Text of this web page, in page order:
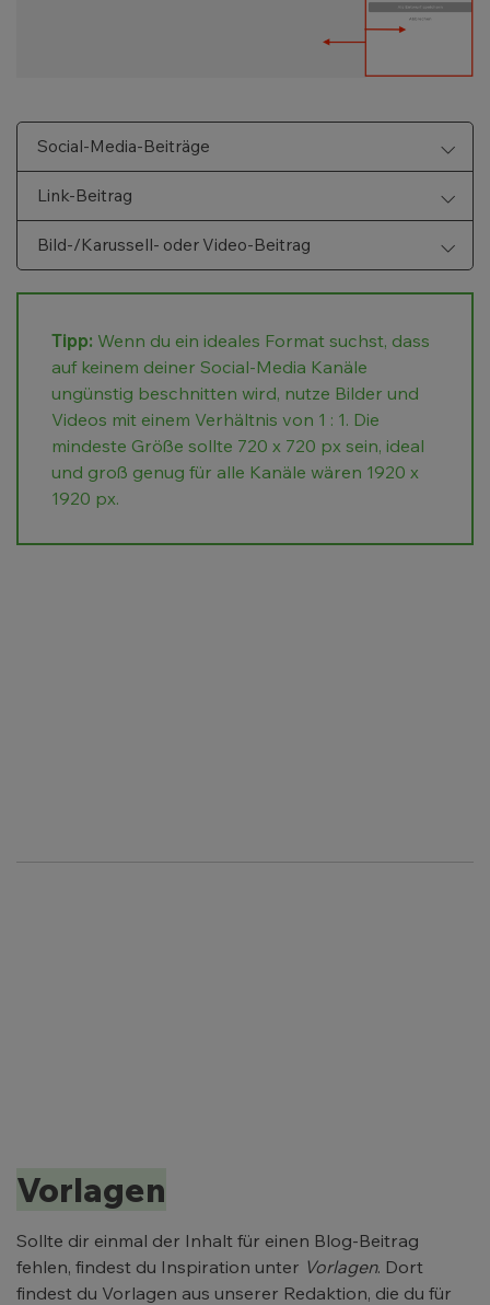
Social-Media-Beiträge
Link-Beitrag
Bild-/Karussell- oder Video-Beitrag
Tipp: Wenn du ein ideales Format suchst, dass
auf keinem deiner Social-Media Kanäle
ungünstig beschnitten wird, nutze Bilder und
Videos mit einem Verhältnis von 1 : 1. Die
mindeste Größe sollte 720 x 720 px sein, ideal
und groß genug für alle Kanäle wären 1920 x
1920 px.
Vorlagen
Sollte dir einmal der Inhalt für einen Blog-Beitrag
fehlen, findest du Inspiration unter Vorlagen. Dort
findest du Vorlagen aus unserer Redaktion, die du für